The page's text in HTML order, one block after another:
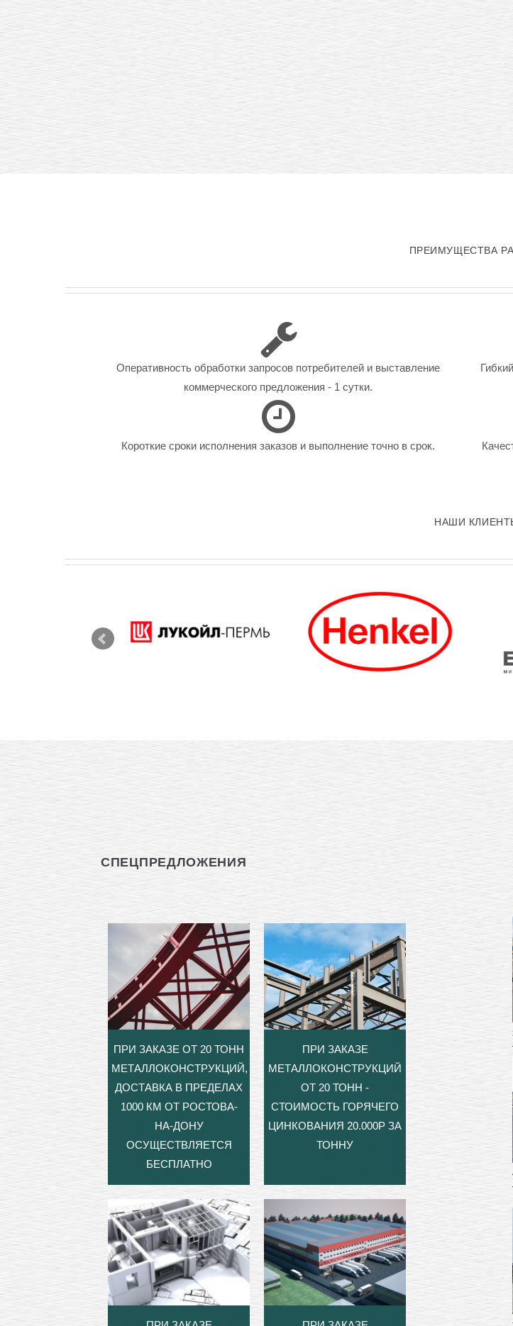
ПРЕИМУЩЕСТВА
Оперативность обработки запросов потребителей и выставление
коммерческого предложения - 1 сутки.
Короткие сроки исполнения заказов и выполнение точно в срок.
НАШИ
СПЕЦПРЕДЛОЖЕНИЯ
ПРИ ЗАКАЗЕ ОТ 20 ТОНН
МЕТАЛЛОКОНСТРУКЦИЙ,
ДОСТАВКА В ПРЕДЕЛАХ
1000 КМ ОТ РОСТОВА-
НА-ДОНУ
ОСУЩЕСТВЛЯЕТСЯ
БЕСПЛАТНО
ПРИ ЗАКАЗЕ
МЕТАЛЛОКОНСТРУКЦИЙ
ОТ 20 ТОНН -
СТОИМОСТЬ ГОРЯЧЕГО
ЦИНКОВАНИЯ 20.000Р ЗА
ТОННУ